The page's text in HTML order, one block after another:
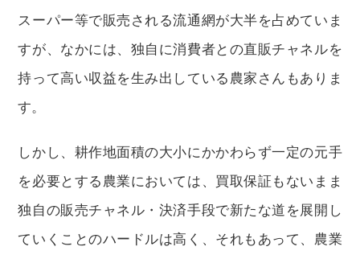
スーパー等で販売される流通網が大半を占めていま
すが、なかには、独自に消費者との直販チャネルを
持って高い収益を生み出している農家さんもありま
す。
しかし、耕作地面積の大小にかかわらず一定の元手
を必要とする農業においては、買取保証もないまま
独自の販売チャネル・決済手段で新たな道を展開し
ていくことのハードルは高く、それもあって、農業